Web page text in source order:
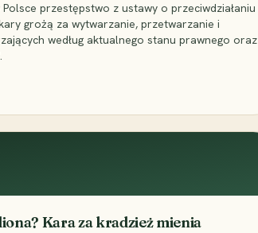
przestępstwo z ustawy o przeciwdziałaniu
grożą za wytwarzanie, przetwarzanie i
według aktualnego stanu prawnego oraz
Kara za kradzież mienia